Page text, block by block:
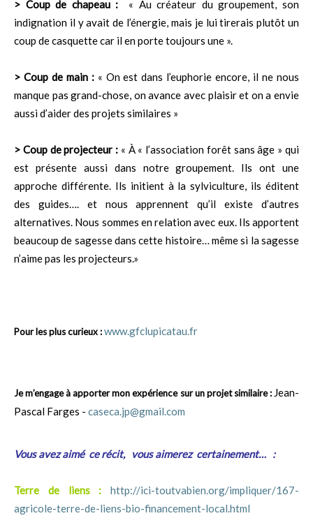
> Coup de chapeau : « Au créateur du groupement, son
indignation il y avait de l’énergie, mais je lui tirerais plutôt un
coup de casquette car il en porte toujours une ».
> Coup de main :« On est dans l’euphorie encore, il ne nous
manque pas grand-chose, on avance avec plaisir et on a envie
aussi d’aider des projets similaires »
> Coup de projecteur : « À « l’association forêt sans âge » qui
est présente aussi dans notre groupement. Ils ont une
approche différente. Ils initient à la sylviculture, ils éditent
des guides…. et nous apprennent qu’il existe d’autres
alternatives. Nous sommes en relation avec eux. Ils apportent
beaucoup de sagesse dans cette histoire… même si la sagesse
n’aime pas les projecteurs.»
Pour les plus curieux :www.gfclupicatau.fr
Je m’engage à apporter mon expérience sur un projet similaire : Jean-
Pascal Farges - caseca.jp@gmail.com
Vous avez aimé ce récit, vous aimerez certainement… :
Terre de liens :
http://ici-toutvabien.org/impliquer/167-
agricole-terre-de-liens-bio-financement-local.html